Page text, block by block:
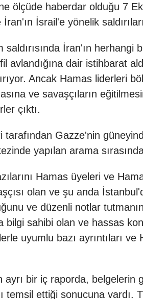
ölçüde haberdar olduğu 7
İsrail'e yönelik
İran'ın herhangi
avlandığına dair istihbarat
Ancak Hamas liderleri
ve savaşçıların
çıktı.
tarafından Gazze'nin
yapılan arama
Hamas üyeleri ve
olan ve şu anda
ve düzenli notlar
sahibi olan ve hassas
uyumlu bazı ayrıntıları ve
bir iç raporda,
temsil ettiği sonucuna vardı.